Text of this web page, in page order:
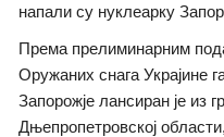
напали су нуклеарку
Према прелиминарним
Оружаних снага Украјине
Запорожје лансиран је из
Дњепропетровској